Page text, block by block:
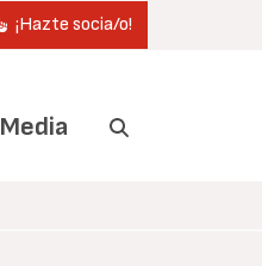
¡Hazte socia/o!
Media